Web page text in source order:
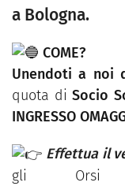
a Bologna.
COME?
Unendoti a noi
quota di Socio
INGRESSO
Effettua il
gli Orsi